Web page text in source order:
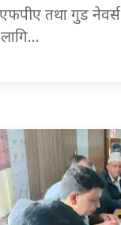
तथा गुड